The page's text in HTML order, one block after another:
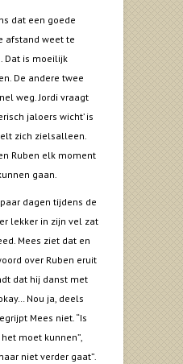
dat een goede
afstand weet te
Dat is moeilijk
De andere twee
weg. Jordi vraagt
jaloers wicht’ is
zich zielsalleen.
Ruben elk moment
gaan.
dagen tijdens de
lekker in zijn vel zat
Mees ziet dat en
over Ruben eruit
dat hij danst met
Nou ja, deels
Mees niet. “Is
het moet kunnen”,
niet verder gaat”.